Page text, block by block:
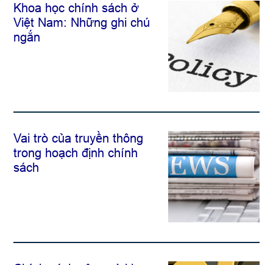
Khoa học chính sách ở
Việt Nam: Những ghi chú
ngắn
Vai trò của truyền thông
trong hoạch định chính
sách